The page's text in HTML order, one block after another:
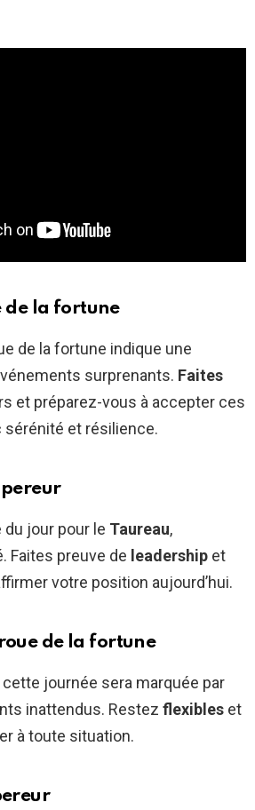
de la fortune
de la fortune indique une
surprenants. Faites
et préparez-vous à accepter ces
et résilience.
du jour pour le Taureau,
Faites preuve de leadership et
votre position aujourd’hui.
de la fortune
cette journée sera marquée par
inattendus. Restez flexibles et
à toute situation.